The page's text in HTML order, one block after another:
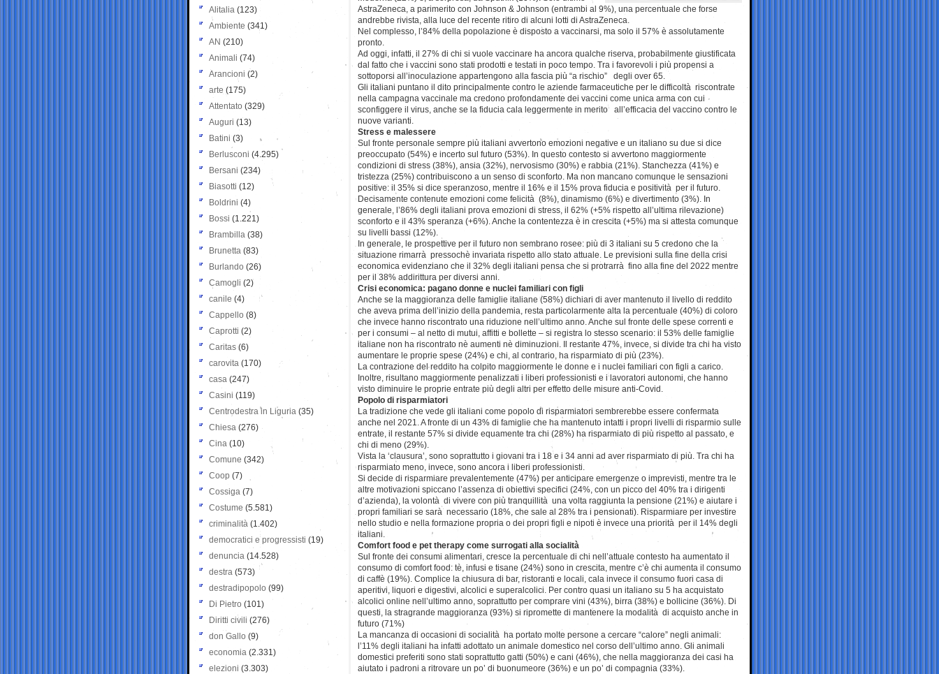
AstraZeneca, a parimerito con Johnson & Johnson (entrambi al 9%), una percentuale che forse
andrebbe rivista, alla luce del recente ritiro di alcuni lotti di AstraZeneca.
Nel complesso, l’84% della popolazione è disposto a vaccinarsi, ma solo il 57% è assolutamente
pronto.
Ad oggi, infatti, il 27% di chi si vuole vaccinare ha ancora qualche riserva, probabilmente giustificata
dal fatto che i vaccini sono stati prodotti e testati in poco tempo. Tra i favorevoli i più propensi a
sottoporsi all’inoculazione appartengono alla fascia più “a rischio” degli over 65.
Gli italiani puntano il dito principalmente contro le aziende farmaceutiche per le difficoltà riscontrate
nella campagna vaccinale ma credono profondamente dei vaccini come unica arma con cui
sconfiggere il virus, anche se la fiducia cala leggermente in merito all’efficacia del vaccino contro le
nuove varianti.
Stress e malessere
Sul fronte personale sempre più italiani avvertono emozioni negative e un italiano su due si dice
preoccupato (54%) e incerto sul futuro (53%). In questo contesto si avvertono maggiormente
condizioni di stress (38%), ansia (32%), nervosismo (30%) e rabbia (21%). Stanchezza (41%) e
tristezza (25%) contribuiscono a un senso di sconforto. Ma non mancano comunque le sensazioni
positive: il 35% si dice speranzoso, mentre il 16% e il 15% prova fiducia e positività per il futuro.
Decisamente contenute emozioni come felicità (8%), dinamismo (6%) e divertimento (3%). In
generale, l’86% degli italiani prova emozioni di stress, il 62% (+5% rispetto all’ultima rilevazione)
sconforto e il 43% speranza (+6%). Anche la contentezza è in crescita (+5%) ma si attesta comunque
su livelli bassi (12%).
In generale, le prospettive per il futuro non sembrano rosee: più di 3 italiani su 5 credono che la
situazione rimarrà pressochè invariata rispetto allo stato attuale. Le previsioni sulla fine della crisi
economica evidenziano che il 32% degli italiani pensa che si protrarrà fino alla fine del 2022 mentre
per il 38% addirittura per diversi anni.
Crisi economica: pagano donne e nuclei familiari con figli
Anche se la maggioranza delle famiglie italiane (58%) dichiari di aver mantenuto il livello di reddito
che aveva prima dell’inizio della pandemia, resta particolarmente alta la percentuale (40%) di coloro
che invece hanno riscontrato una riduzione nell’ultimo anno. Anche sul fronte delle spese correnti e
per i consumi – al netto di mutui, affitti e bollette – si registra lo stesso scenario: il 53% delle famiglie
italiane non ha riscontrato nè aumenti nè diminuzioni. Il restante 47%, invece, si divide tra chi ha visto
aumentare le proprie spese (24%) e chi, al contrario, ha risparmiato di più (23%).
La contrazione del reddito ha colpito maggiormente le donne e i nuclei familiari con figli a carico.
Inoltre, risultano maggiormente penalizzati i liberi professionisti e i lavoratori autonomi, che hanno
visto diminuire le proprie entrate più degli altri per effetto delle misure anti-Covid.
Popolo di risparmiatori
La tradizione che vede gli italiani come popolo di risparmiatori sembrerebbe essere confermata
anche nel 2021. A fronte di un 43% di famiglie che ha mantenuto intatti i propri livelli di risparmio sulle
entrate, il restante 57% si divide equamente tra chi (28%) ha risparmiato di più rispetto al passato, e
chi di meno (29%).
Vista la ‘clausura’, sono soprattutto i giovani tra i 18 e i 34 anni ad aver risparmiato di più. Tra chi ha
risparmiato meno, invece, sono ancora i liberi professionisti.
Si decide di risparmiare prevalentemente (47%) per anticipare emergenze o imprevisti, mentre tra le
altre motivazioni spiccano l’assenza di obiettivi specifici (24%, con un picco del 40% tra i dirigenti
d’azienda), la volontà di vivere con più tranquillità una volta raggiunta la pensione (21%) e aiutare i
propri familiari se sarà necessario (18%, che sale al 28% tra i pensionati). Risparmiare per investire
nello studio e nella formazione propria o dei propri figli e nipoti è invece una priorità per il 14% degli
italiani.
Comfort food e pet therapy come surrogati alla socialità
Sul fronte dei consumi alimentari, cresce la percentuale di chi nell’attuale contesto ha aumentato il
consumo di comfort food: tè, infusi e tisane (24%) sono in crescita, mentre c’è chi aumenta il consumo
di caffè (19%). Complice la chiusura di bar, ristoranti e locali, cala invece il consumo fuori casa di
aperitivi, liquori e digestivi, alcolici e superalcolici. Per contro quasi un italiano su 5 ha acquistato
alcolici online nell’ultimo anno, soprattutto per comprare vini (43%), birra (38%) e bollicine (36%). Di
questi, la stragrande maggioranza (93%) si ripromette di mantenere la modalità di acquisto anche in
futuro (71%)
La mancanza di occasioni di socialità ha portato molte persone a cercare “calore” negli animali:
l’11% degli italiani ha infatti adottato un animale domestico nel corso dell’ultimo anno. Gli animali
domestici preferiti sono stati soprattutto gatti (50%) e cani (46%), che nella maggioranza dei casi ha
aiutato i padroni a ritrovare un po’ di buonumeore (36%) e un po’ di compagnia (33%).
Alitalia (123)
Ambiente (341)
AN (210)
Animali (74)
Arancioni (2)
arte (175)
Attentato (329)
Auguri (13)
Batini (3)
Berlusconi (4.295)
Bersani (234)
Biasotti (12)
Boldrini (4)
Bossi (1.221)
Brambilla (38)
Brunetta (83)
Burlando (26)
Camogli (2)
canile (4)
Cappello (8)
Caprotti (2)
Caritas (6)
carovita (170)
casa (247)
Casini (119)
Centrodestra in Liguria (35)
Chiesa (276)
Cina (10)
Comune (342)
Coop (7)
Cossiga (7)
Costume (5.581)
criminalità (1.402)
democratici e progressisti (19)
denuncia (14.528)
destra (573)
destradipopolo (99)
Di Pietro (101)
Diritti civili (276)
don Gallo (9)
economia (2.331)
elezioni (3.303)